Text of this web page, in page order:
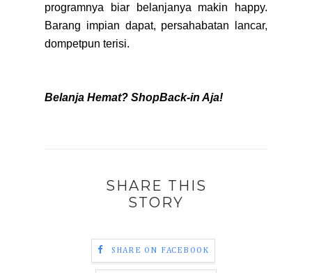
programnya biar belanjanya makin happy.
Barang impian dapat, persahabatan lancar,
dompetpun terisi.
Belanja Hemat? ShopBack-in Aja!
SHARE THIS
STORY
SHARE ON FACEBOOK